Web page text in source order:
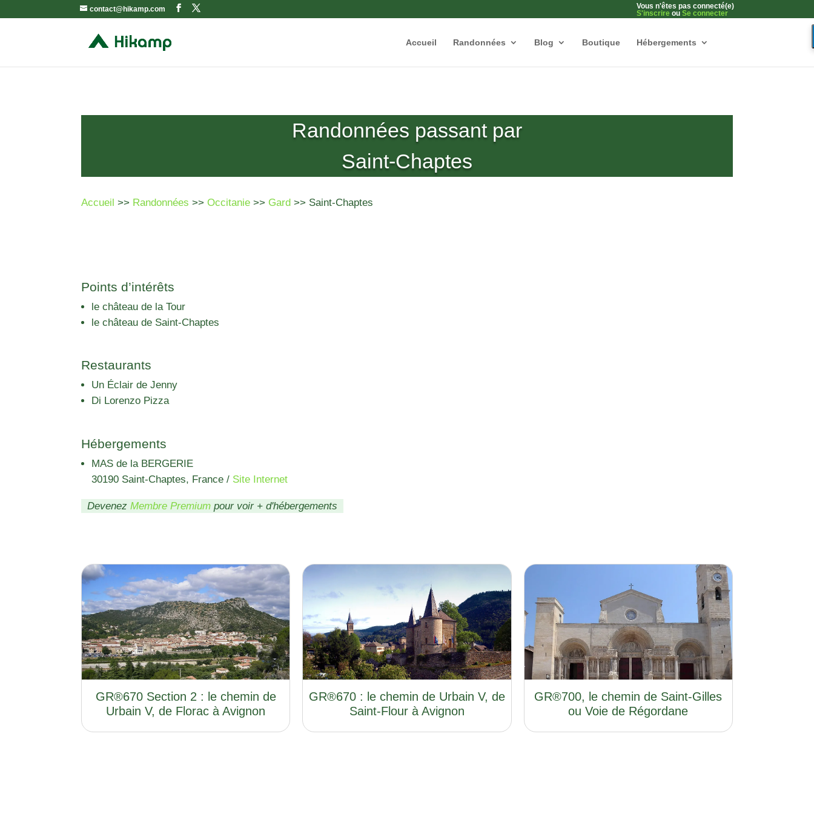
contact@hikamp.com
Vous n'êtes pas connecté(e)
S'inscrire ou Se connecter
Accueil Randonnées Blog Boutique Hébergements
Randonnées passant par
Saint-Chaptes
Accueil >> Randonnées >>Occitanie >> Gard >> Saint-Chaptes
Points d’intérêts
le château de la Tour
le château de Saint-Chaptes
Restaurants
Un Éclair de Jenny
Di Lorenzo Pizza
Hébergements
MAS de la BERGERIE
30190 Saint-Chaptes, France / Site Internet
DevenezMembre Premium pour voir + d'hébergements
GR®670 Section 2 : le chemin de
Urbain V, de Florac à Avignon
GR®670 : le chemin de Urbain V, de
Saint-Flour à Avignon
GR®700, le chemin de Saint-Gilles
ou Voie de Régordane